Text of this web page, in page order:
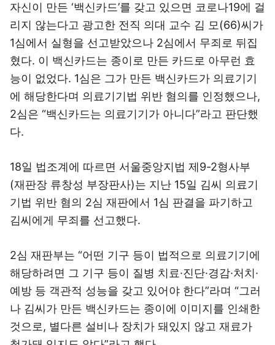
자신이 만든 ‘백신카드’를 갖고 있으면 코로나19에 걸
리지 않는다고 광고한 전직 의대 교수 김 모(66)씨가
1심에서 실형을 선고받았으나 2심에서 무죄로 뒤집
혔다. 이 백신카드는 종이로 만든 카드로 아무런 효
능이 없었다. 1심은 그가 만든 백신카드가 의료기기
에 해당한다며 의료기기법 위반 혐의를 인정했으나,
2심은 “백신카드는 의료기기가 아니다”라고 판단했
다.
18일 법조계에 따르면 서울중앙지법 제9-2형사부
(재판장 류창성 부장판사)는 지난 15일 김씨 의료기
기법 위반 혐의 2심 재판에서 1심 판결을 파기하고
김씨에게 무죄를 선고했다.
2심 재판부는 “어떤 기구 등이 법적으로 의료기기에
해당하려면 그 기구 등이 질병 치료·진단·경감·처치·
예방 등 객관적 성능을 갖고 있어야 한다”라며 “그러
나 김씨가 만든 백신카드는 종이에 이미지를 인쇄한
것으로, 별다른 설비나 장치가 돼있지 않고 재료가